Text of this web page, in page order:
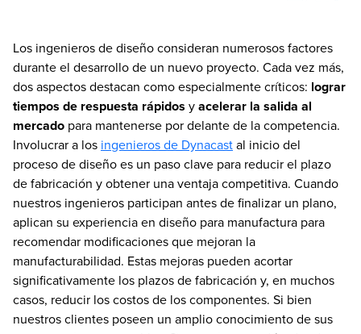
Los ingenieros de diseño consideran numerosos factores
durante el desarrollo de un nuevo proyecto. Cada vez más,
dos aspectos destacan como especialmente críticos: lograr
tiempos de respuesta rápidos yacelerar la salida al
mercado para mantenerse por delante de la competencia.
Involucrar a los ingenieros de Dynacastal inicio del
proceso de diseño es un paso clave para reducir el plazo
de fabricación y obtener una ventaja competitiva. Cuando
nuestros ingenieros participan antes de finalizar un plano,
aplican su experiencia en diseño para manufactura para
recomendar modificaciones que mejoran la
manufacturabilidad. Estas mejoras pueden acortar
significativamente los plazos de fabricación y, en muchos
casos, reducir los costos de los componentes. Si bien
nuestros clientes poseen un amplio conocimiento de sus